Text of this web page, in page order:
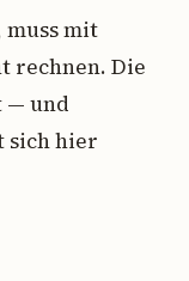
mit
rechnen. Die
— und
sich hier